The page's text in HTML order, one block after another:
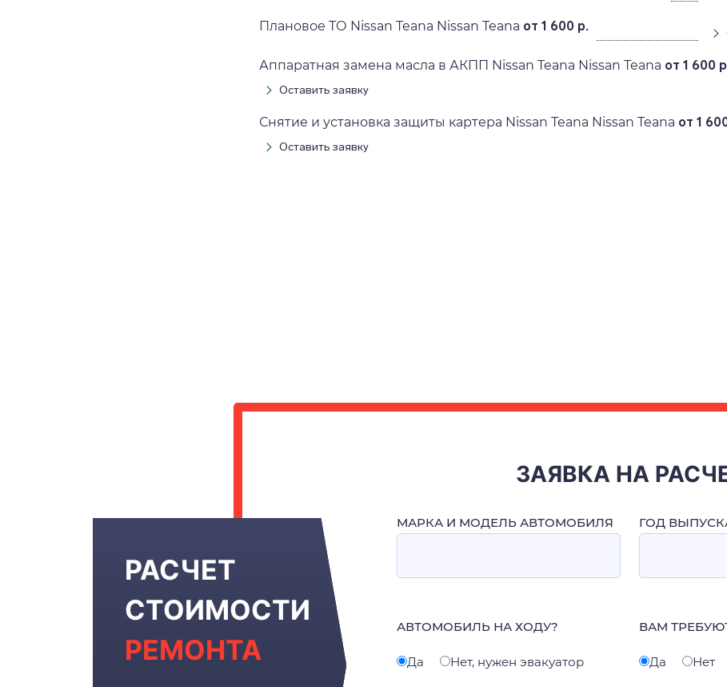
Плановое ТО Nissan Teana Nissan Teana от 1 600 р.
Аппаратная замена масла в АКПП Nissan Teana Nissan Teana от 1 600
Оставить заявку
Снятие и установка защиты картера Nissan Teana Nissan Teana от 1
Оставить заявку
РАСЧЕТ
СТОИМОСТИ
РЕМОНТА
ЗАЯВКА НА
МАРКА И МОДЕЛЬ АВТОМОБИЛЯ ГОД
АВТОМОБИЛЬ НА ХОДУ?
Да Нет, нужен эвакуатор
ВАМ
Да Нет